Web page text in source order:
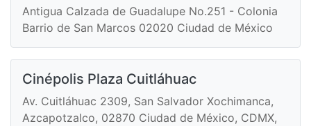
Antigua Calzada de Guadalupe No.251 - Colonia
Barrio de San Marcos 02020 Ciudad de México
Cinépolis Plaza Cuitláhuac
Av. Cuitláhuac 2309, San Salvador Xochimanca,
Azcapotzalco, 02870 Ciudad de México, CDMX,